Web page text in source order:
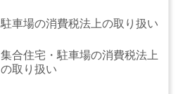
駐車場の消費税法上の取り扱い
集合住宅・駐車場の消費税法上
の取り扱い